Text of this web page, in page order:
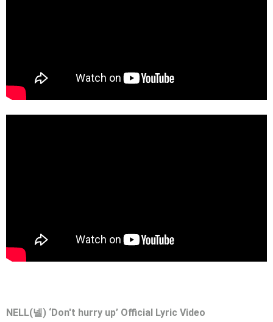
NELL(넬) ‘Don't hurry up’ Official Lyric Video